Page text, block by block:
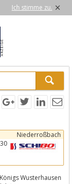
Ich stimme zu. ×
Niederroßbach
Königs Wusterhausen